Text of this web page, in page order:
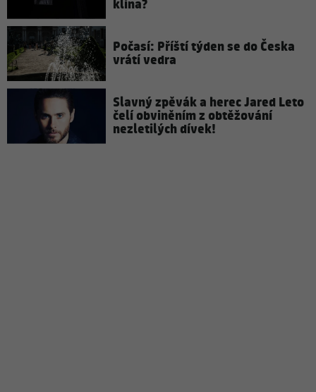
klína?
Počasí: Příští týden se do Česka
vrátí vedra
Slavný zpěvák a herec Jared Leto
čelí obviněním z obtěžování
nezletilých dívek!